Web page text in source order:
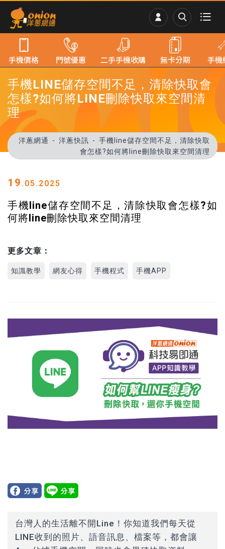
手機LINE儲存空間不足，清除快取會
怎樣?如何將LINE刪除快取來空間清
理
洋蔥網通 洋蔥快訊
手機line儲存空間不足，清除快取
會怎樣?如何將line刪除快取來空間清理
19 .05.2025
手機line儲存空間不足，清除快取會怎樣?如
何將line刪除快取來空間清理
更多文章：
知識教學 網友心得 手機程式 手機APP
台灣人的生活離不開Line ！你知道我們每天從
LINE收到的照片、語音訊息、檔案等，都會讓
手機價格 門號優惠 二手手機收購 無卡分期 手機